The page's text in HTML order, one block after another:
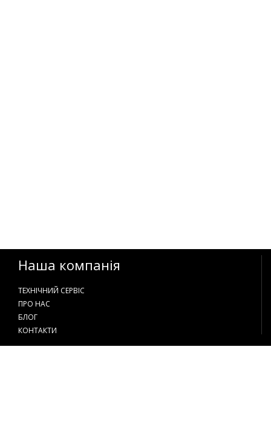
Наша компанія
ТЕХНІЧНИЙ СЕРВІС
ПРО НАС
БЛОГ
КОНТАКТИ